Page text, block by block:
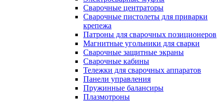
Сварочные центраторы
Сварочные пистолеты для приварки
крепежа
Патроны для сварочных позиционеров
Магнитные угольники для сварки
Сварочные защитные экраны
Сварочные кабины
Тележки для сварочных аппаратов
Панели управления
Пружинные балансиры
Плазмотроны